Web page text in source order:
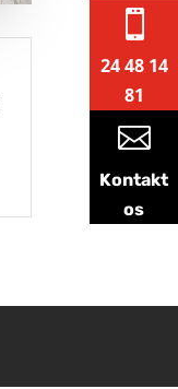

24 48 14
81

Kontakt
os